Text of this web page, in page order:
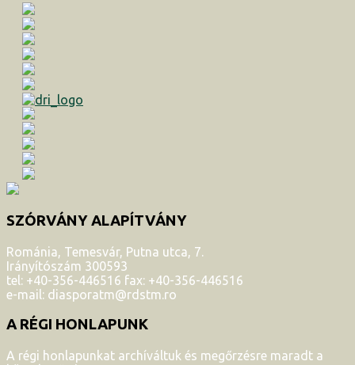
SZÓRVÁNY ALAPÍTVÁNY
Románia, Temesvár, Putna utca, 7.
Irányítószám 300593
tel: +40-356-446516 fax: +40-356-446516
e-mail: diasporatm@rdstm.ro
A RÉGI HONLAPUNK
A régi honlapunkat archíváltuk és megőrzésre maradt a